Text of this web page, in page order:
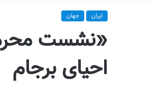
ایران جهان
«نشست
احیای برجام